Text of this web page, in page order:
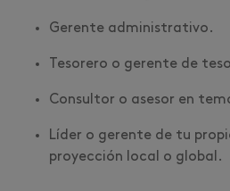
Gerente administrativo.
Tesorero o gerente de
Consultor o asesor en
Líder o gerente de tu
proyección local o global.